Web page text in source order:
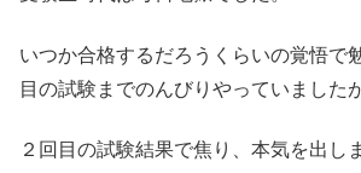
いつか合格するだろうくらいの覚悟で
目の試験までのんびりやっていました
２回目の試験結果で焦り、本気を出し